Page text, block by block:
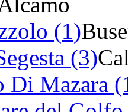
(1)
(3)
Di Mazara